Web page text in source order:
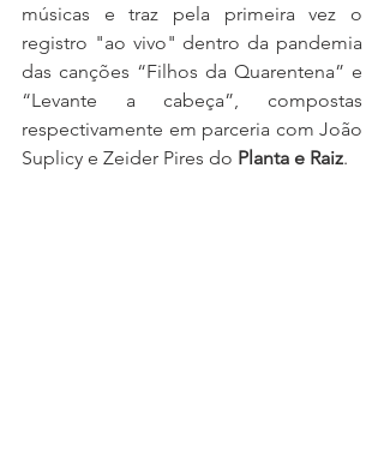
músicas e traz pela primeira vez o
registro "ao vivo" dentro da pandemia
das canções “Filhos da Quarentena” e
“Levante a cabeça”, compostas
respectivamente em parceria com João
Suplicy e Zeider Pires do Planta e Raiz.